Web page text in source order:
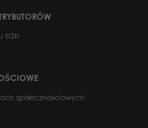
b2b
społecznościowych